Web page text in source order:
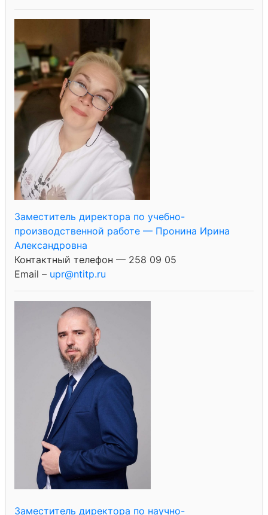
Заместитель директора по учебно-
производственной работе — Пронина Ирина
Александровна
Контактный телефон — 258 09 05
Email – upr@ntitp.ru
Заместитель директора по научно-